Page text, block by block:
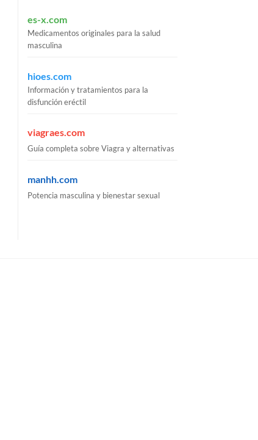
es-x.com
Medicamentos originales para la salud
masculina
hioes.com
Información y tratamientos para la
disfunción eréctil
viagraes.com
Guía completa sobre Viagra y alternativas
manhh.com
Potencia masculina y bienestar sexual